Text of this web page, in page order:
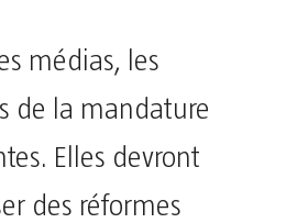
médias, les
de la mandature
Elles devront
des réformes